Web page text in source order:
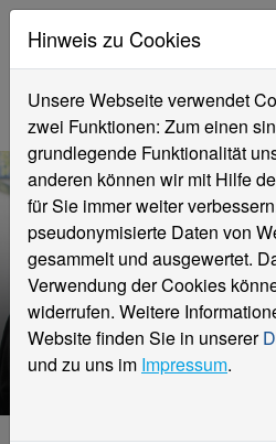
Internationales
(Deutsch-
Hinweis zu Cookies
Unsere Webseite verwendet
zwei Funktionen: Zum einen
grundlegende Funktionalität
anderen können wir mit Hilfe
für Sie immer weiter
pseudonymisierte Daten von
gesammelt und ausgewertet.
Verwendung der Cookies
widerrufen. Weitere
Website finden Sie in unserer
und zu uns im Impressum.